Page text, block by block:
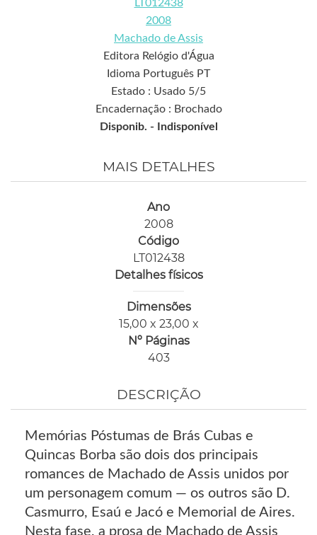
LT012438
2008
Machado de Assis
Editora Relógio d'Água
Idioma Português PT
Estado : Usado 5/5
Encadernação : Brochado
Disponib. -
Indisponível
MAIS DETALHES
Ano
2008
Código
LT012438
Detalhes físicos
Dimensões
15,00 x 23,00 x
Nº Páginas
403
DESCRIÇÃO
Memórias Póstumas de Brás Cubas e
Quincas Borba são dois dos principais
romances de Machado de Assis unidos por
um personagem comum — os outros são D.
Casmurro, Esaú e Jacó e Memorial de Aires.
Nesta fase, a prosa de Machado de Assis